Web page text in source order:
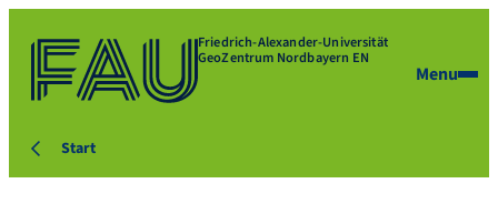
Friedrich-Alexander-Universität
GeoZentrum Nordbayern EN
Menu
Start